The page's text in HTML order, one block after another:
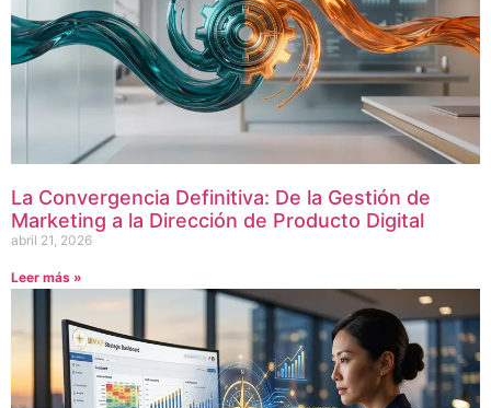
La Convergencia Definitiva: De la Gestión de
Marketing a la Dirección de Producto Digital
abril 21, 2026
Leer más »